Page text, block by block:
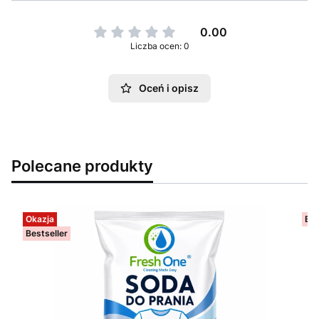
0.00
Liczba ocen: 0
Oceń i opisz
Polecane produkty
Okazja
Bestseller